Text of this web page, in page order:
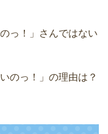
っ！」さんではない
のっ！」の理由は？